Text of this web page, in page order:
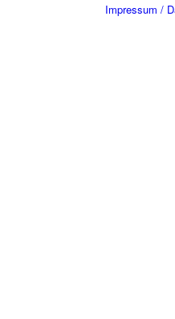
Impressum /